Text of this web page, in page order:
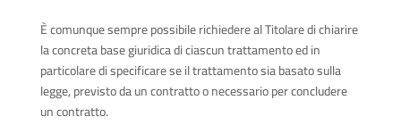
È comunque sempre possibile richiedere al Titolare di chiarire
la concreta base giuridica di ciascun trattamento ed in
particolare di specificare se il trattamento sia basato sulla
legge, previsto da un contratto o necessario per concludere
un contratto.